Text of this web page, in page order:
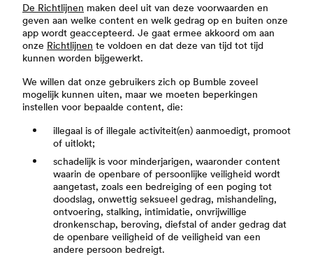
De Richtlijnen maken deel uit van deze voorwaarden en
geven aan welke content en welk gedrag op en buiten onze
app wordt geaccepteerd. Je gaat ermee akkoord om aan
onze Richtlijnen te voldoen en dat deze van tijd tot tijd
kunnen worden bijgewerkt.
We willen dat onze gebruikers zich op Bumble zoveel
mogelijk kunnen uiten, maar we moeten beperkingen
instellen voor bepaalde content, die:
illegaal is of illegale activiteit(en) aanmoedigt, promoot
of uitlokt;
schadelijk is voor minderjarigen, waaronder content
waarin de openbare of persoonlijke veiligheid wordt
aangetast, zoals een bedreiging of een poging tot
doodslag, onwettig seksueel gedrag, mishandeling,
ontvoering, stalking, intimidatie, onvrijwillige
dronkenschap, beroving, diefstal of ander gedrag dat
de openbare veiligheid of de veiligheid van een
andere persoon bedreigt.